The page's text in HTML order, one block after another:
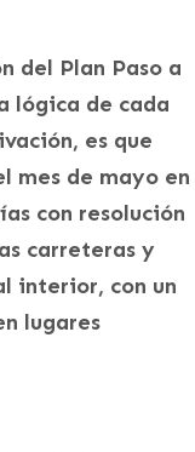
del Plan Paso a
lógica de cada
es que
mes de mayo en
con resolución
carreteras y
interior, con un
lugares